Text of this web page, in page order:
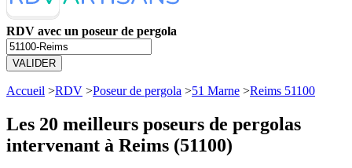
RDV avec un poseur de pergola
VALIDER
Accueil >RDV >Poseur de pergola >51 Marne >Reims 51100
Les 20 meilleurs poseurs de pergolas
intervenant à Reims (51100)